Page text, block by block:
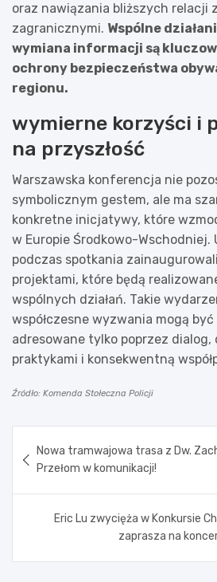
oraz nawiązania bliższych relacji
zagranicznymi. Wspólne
wymiana informacji są
ochrony bezpieczeństwa
regionu.
wymierne korzyści i
na przyszłość
Warszawska konferencja nie
symbolicznym gestem, ale ma
konkretne inicjatywy, które
w Europie Środkowo-
podczas spotkania
projektami, które będą
wspólnych działań. Takie
współczesne wyzwania mogą
adresowane tylko poprzez dialog,
praktykami i konsekwentną
Źródło: Komenda Stołeczna Policji
wpisu
Nowa tramwajowa trasa z Dw.
Przełom w komunikacji!
Eric Lu zwycięża w Konkursie
zaprasza na